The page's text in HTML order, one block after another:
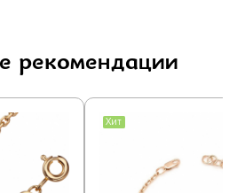
рекомендации